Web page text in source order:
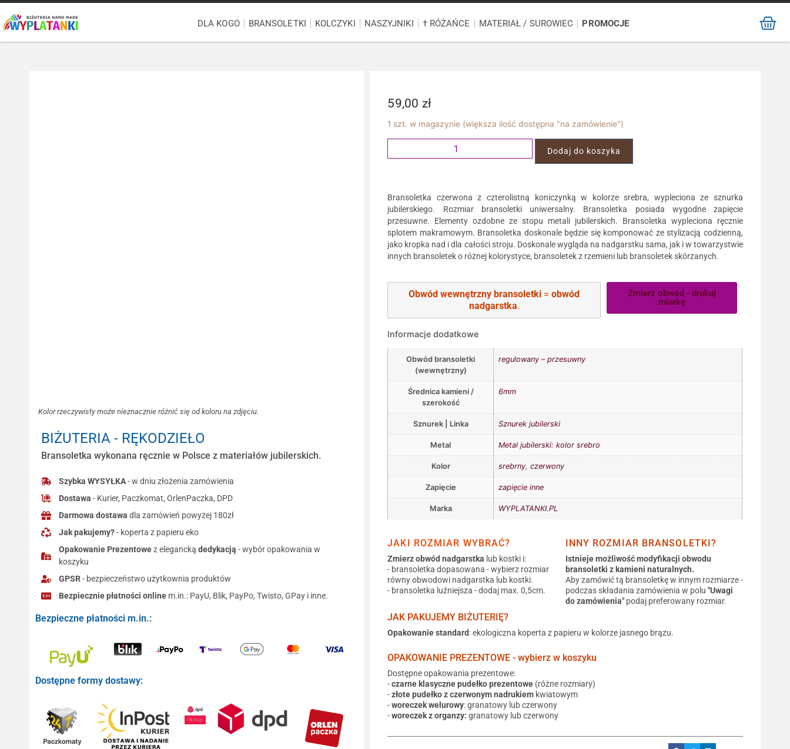
DLA KOGO BRANSOLETKI KOLCZYKI NASZYJNIKI † RÓŻAŃCE MATERIAŁ / SUROWIEC PROMOCJE
Kolor rzeczywisty może nieznacznie różnić się od koloru na zdjęciu.
BIŻUTERIA - RĘKODZIEŁO
Bransoletka wykonana ręcznie w Polsce z materiałów jubilerskich.
Szybka WYSYŁKA- w dniu złożenia zamówienia
Dostawa - Kurier, Paczkomat, OrlenPaczka, DPD
Darmowa dostawa dla zamówień powyżej 180zł
Jak pakujemy?- koperta z papieru eko
Opakowanie Prezentowez eleganckądedykacją - wybór opakowania w
koszyku
GPSR- bezpieczeństwo użytkownia produktów
Bezpiecznie płatności online m.in.: PayU, Blik, PayPo, Twisto, GPay i inne.
Bezpieczne płatności m.in.:
Dostępne formy dostawy:
59,00 zł
1 szt. w magazynie (większa ilość dostępna "na zamówienie")
Dodaj do koszyka
Bransoletka czerwona z czterolistną koniczynką w kolorze srebra, wypleciona ze sznurka
jubilerskiego. Rozmiar bransoletki uniwersalny. Bransoletka posiada wygodne zapięcie
przesuwne. Elementy ozdobne ze stopu metali jubilerskich. Bransoletka wypleciona ręcznie
splotem makramowym. Bransoletka doskonale będzie się komponować ze stylizacją codzienną,
jako kropka nad i dla całości stroju. Doskonale wygląda na nadgarstku sama, jak i w towarzystwie
innych bransoletek o różnej kolorystyce, bransoletek z rzemieni lub bransoletek skórzanych.
Obwód wewnętrzny bransoletki =obwód
nadgarstka.
Zmierz obwód - drukuj
miarkę
Informacje dodatkowe
Obwód bransoletki
(wewnętrzny)
regulowany – przesuwny
Średnica kamieni /
szerokość
6mm
Sznurek | Linka Sznurek jubilerski
Metal Metal jubilerski: kolor srebro
Kolor srebrny,czerwony
Zapięcie zapięcie inne
Marka WYPLATANKI.PL
JAKI ROZMIAR WYBRAĆ?
Zmierz obwód nadgarstka lub kostki i:
- bransoletka dopasowana - wybierz rozmiar
równy obwodowi nadgarstka lub kostki.
- bransoletka luźniejsza - dodaj max. 0,5cm.
INNY ROZMIAR BRANSOLETKI?
Istnieje możliwość modyfikacji obwodu
bransoletki z kamieni naturalnych.
Aby zamówić tą bransoletkę w innym rozmiarze -
podczas składania zamówienia w polu "Uwagi
do zamówienia"podaj preferowany rozmiar.
JAK PAKUJEMY BIŻUTERIĘ?
Opakowanie standard: ekologiczna koperta z papieru w kolorze jasnego brązu.
OPAKOWANIE PREZENTOWE - wybierz w koszyku
Dostępne opakowania prezentowe:
-czarne klasyczne pudełko prezentowe (różne rozmiary)
-złote pudełko z czerwonym nadrukiem kwiatowym
-woreczek welurowy: granatowy lub czerwony
-woreczek z organzy: granatowy lub czerwony